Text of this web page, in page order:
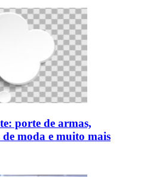
porte de armas,
moda e muito mais